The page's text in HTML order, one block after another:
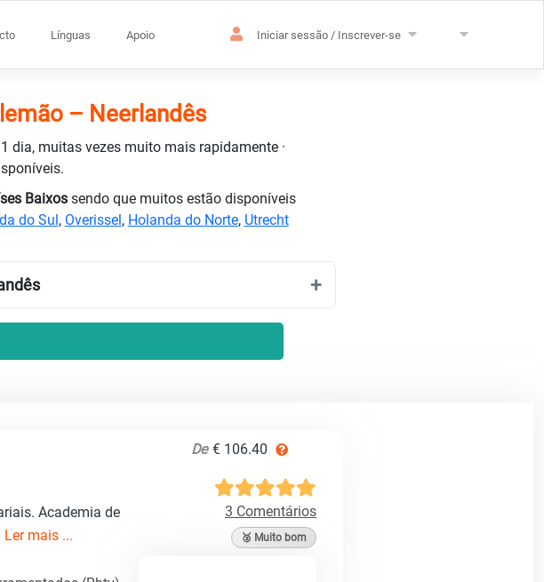
Línguas Apoio Iniciar sessão / Inscrever-se
– Neerlandês
dia, muitas vezes muito mais rapidamente ·
Baixos sendo que muitos estão disponíveis
do Sul, Overissel, Holanda do Norte, Utrecht
De € 106.40
3 Comentários
🥈 Muito bom
Academia de
Ler mais ...